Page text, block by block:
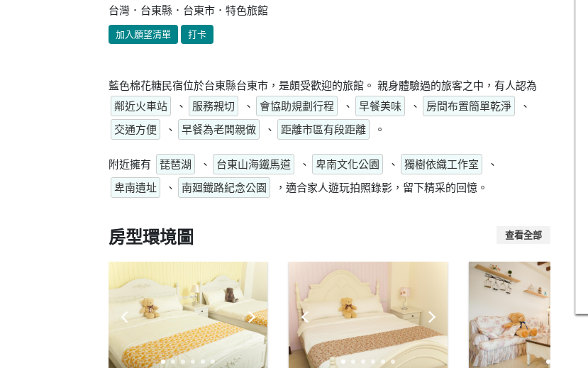
台灣．台東縣．台東市．特色旅館
加入願望清單 打卡
藍色棉花糖民宿位於台東縣台東市，是頗受歡迎的旅館。 親身體驗過的旅客之中，有人認為
鄰近火車站
、 服務親切 、 會協助規劃行程 、 早餐美味 、 房間布置簡單乾淨
、
交通方便
、 早餐為老闆親做 、 距離市區有段距離 。
附近擁有 琵琶湖 、 台東山海鐵馬道 、 卑南文化公園 、 獨樹依織工作室
、
卑南遺址
、 南廻鐡路紀念公園 ，適合家人遊玩拍照錄影，留下精采的回憶。
房型環境圖 查看全部